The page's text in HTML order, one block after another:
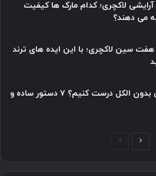
آرایشی لاکچری؛ کدام مارک ها کیفیت
می دهند؟
سین لاکچری؛ با این ایده های ترند
چطور نوشیدنی موکتل خانگی بدون الکل درست کنیم؟ ۷ دستور ساده و